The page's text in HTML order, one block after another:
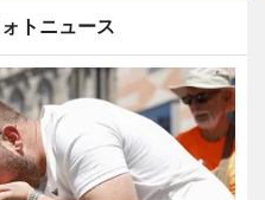
トニュース